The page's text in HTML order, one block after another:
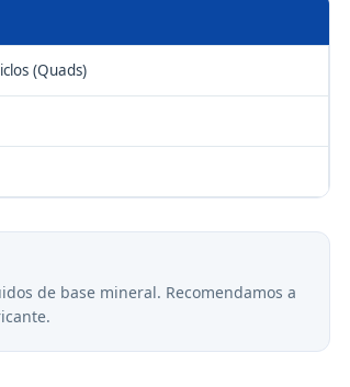
(Quads)
de base mineral. Recomendamos a